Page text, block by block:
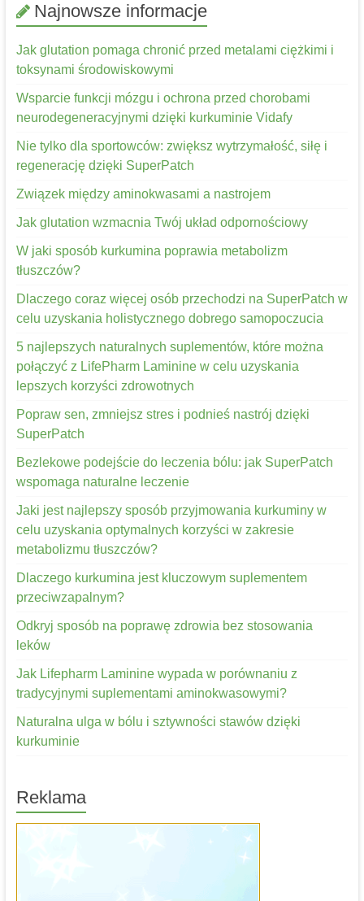
Najnowsze informacje
Jak glutation pomaga chronić przed metalami ciężkimi i
toksynami środowiskowymi
Wsparcie funkcji mózgu i ochrona przed chorobami
neurodegeneracyjnymi dzięki kurkuminie Vidafy
Nie tylko dla sportowców: zwiększ wytrzymałość, siłę i
regenerację dzięki SuperPatch
Związek między aminokwasami a nastrojem
Jak glutation wzmacnia Twój układ odpornościowy
W jaki sposób kurkumina poprawia metabolizm
tłuszczów?
Dlaczego coraz więcej osób przechodzi na SuperPatch w
celu uzyskania holistycznego dobrego samopoczucia
5 najlepszych naturalnych suplementów, które można
połączyć z LifePharm Laminine w celu uzyskania
lepszych korzyści zdrowotnych
Popraw sen, zmniejsz stres i podnieś nastrój dzięki
SuperPatch
Bezlekowe podejście do leczenia bólu: jak SuperPatch
wspomaga naturalne leczenie
Jaki jest najlepszy sposób przyjmowania kurkuminy w
celu uzyskania optymalnych korzyści w zakresie
metabolizmu tłuszczów?
Dlaczego kurkumina jest kluczowym suplementem
przeciwzapalnym?
Odkryj sposób na poprawę zdrowia bez stosowania
leków
Jak Lifepharm Laminine wypada w porównaniu z
tradycyjnymi suplementami aminokwasowymi?
Naturalna ulga w bólu i sztywności stawów dzięki
kurkuminie
Reklama